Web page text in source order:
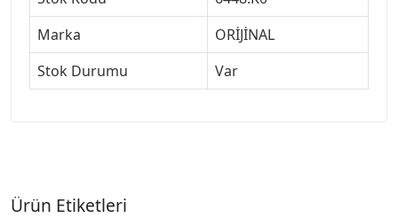
Marka
ORİJİNAL
Stok Durumu
Var
Ürün Etiketleri